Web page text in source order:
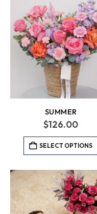
SUMMER
$126.00
SELECT OPTIONS